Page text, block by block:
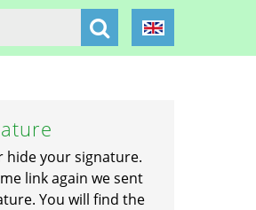
hide your signature.
link again we sent
You will find the